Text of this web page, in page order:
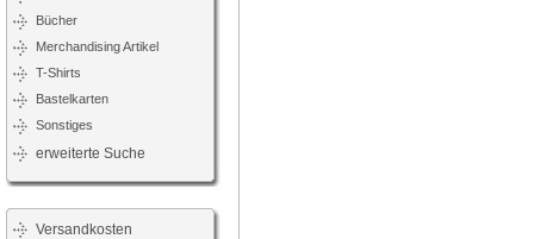
Bücher
Merchandising Artikel
T-Shirts
Bastelkarten
Sonstiges
erweiterte Suche
Versandkosten